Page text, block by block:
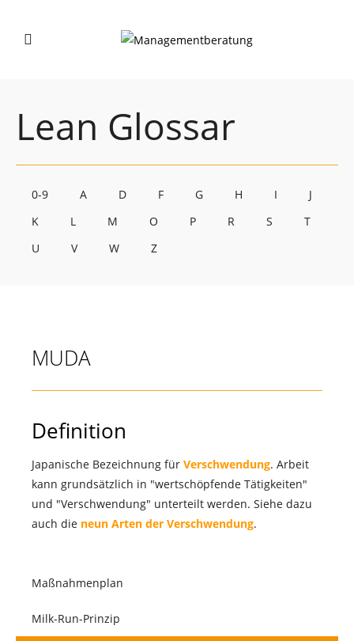
Lean Glossar
0-9 A D F G H I
J
K
L M O P R S
T
U
V W Z
MUDA
Definition
Japanische Bezeichnung für Verschwendung. Arbeit
kann grundsätzlich in "wertschöpfende Tätigkeiten"
und "Verschwendung" unterteilt werden. Siehe dazu
auch die neun Arten der Verschwendung.
Maßnahmenplan
Milk-Run-Prinzip